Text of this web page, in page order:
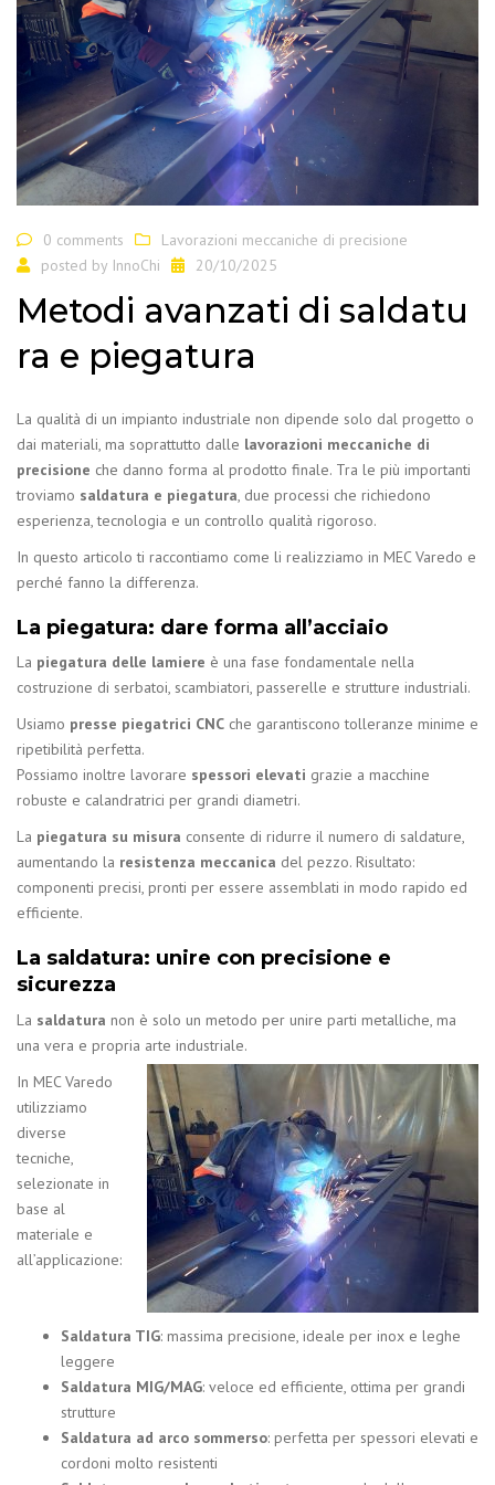
0 comments
Lavorazioni meccaniche di precisione
posted by InnoChi 20/10/2025
Metodi avanzati di saldatu
ra e piegatura
La qualità di un impianto industriale non dipende solo dal progetto o
dai materiali, ma soprattutto dalle lavorazioni meccaniche di
precisione che danno forma al prodotto finale. Tra le più importanti
troviamo saldatura e piegatura , due processi che richiedono
esperienza, tecnologia e un controllo qualità rigoroso.
In questo articolo ti raccontiamo come li realizziamo in MEC Varedo e
perché fanno la differenza.
La piegatura: dare forma all’acciaio
La piegatura delle lamiere è una fase fondamentale nella
costruzione di serbatoi, scambiatori, passerelle e strutture industriali.
Usiamo presse piegatrici CNC che garantiscono tolleranze minime e
ripetibilità perfetta.
Possiamo inoltre lavorare spessori elevati grazie a macchine
robuste e calandratrici per grandi diametri.
La piegatura su misura consente di ridurre il numero di saldature,
aumentando la resistenza meccanica del pezzo. Risultato:
componenti precisi, pronti per essere assemblati in modo rapido ed
efficiente.
La saldatura: unire con precisione e
sicurezza
La saldatura non è solo un metodo per unire parti metalliche, ma
una vera e propria arte industriale.
In MEC Varedo
utilizziamo
diverse
tecniche,
selezionate in
base al
materiale e
all’applicazione:
Saldatura TIG: massima precisione, ideale per inox e leghe
leggere
Saldatura MIG/MAG: veloce ed efficiente, ottima per grandi
strutture
Saldatura ad arco sommerso: perfetta per spessori elevati e
cordoni molto resistenti